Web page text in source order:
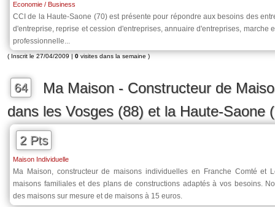
Economie / Business
CCI de la Haute-Saone (70) est présente pour répondre aux besoins des
d'entreprise, reprise et cession d'entreprises, annuaire d'entreprises, marche
professionnelle...
( Inscrit le 27/04/2009 | 0 visites dans la semaine )
64
Ma Maison - Constructeur de
dans les Vosges (88) et la Haute-Saone
2 Pts
Maison Individuelle
Ma Maison, constructeur de maisons individuelles en Franche Comté et
maisons familiales et des plans de constructions adaptés à vos besoins.
des maisons sur mesure et de maisons à 15 euros.